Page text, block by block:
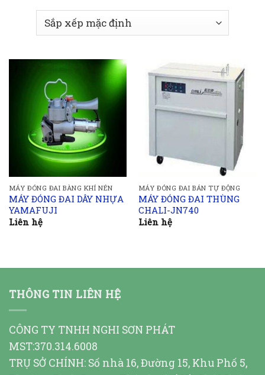
MÁY ĐÓNG ĐAI BÀNG KHÍ NÉN
MÁY ĐÓNG ĐAI DÂY NHỰA
YAMAFUJI
Liên hệ
MÁY ĐÓNG ĐAI BÁN TỰ ĐỘNG
MÁY ĐÓNG ĐAI THÙNG
CHALI-JN740
Liên hệ
THÔNG TIN LIÊN HỆ
CÔNG TY TNHH NGHI SƠN PHÁT
MST:370.314.6008
TRỤ SỞ CHÍNH: Số nhà 16, Đường 15, Khu Phố 5,